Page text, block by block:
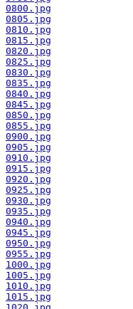
0800.jpg
0805.jpg
0810.jpg
0815.jpg
0820.jpg
0825.jpg
0830.jpg
0835.jpg
0840.jpg
0845.jpg
0850.jpg
0855.jpg
0900.jpg
0905.jpg
0910.jpg
0915.jpg
0920.jpg
0925.jpg
0930.jpg
0935.jpg
0940.jpg
0945.jpg
0950.jpg
0955.jpg
1000.jpg
1005.jpg
1010.jpg
1015.jpg